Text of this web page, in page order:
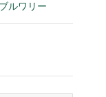
ルワリー